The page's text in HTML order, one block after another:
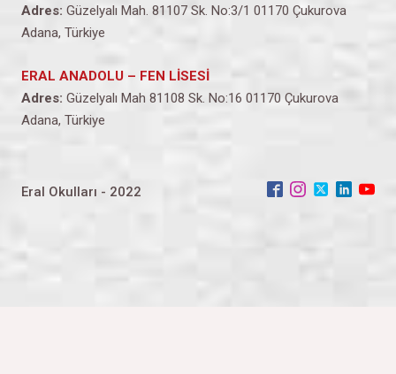
Adres: Güzelyalı Mah. 81107 Sk. No:3/1 01170 Çukurova
Adana, Türkiye
ERAL ANADOLU – FEN LİSESİ
Adres: Güzelyalı Mah 81108 Sk. No:16 01170 Çukurova
Adana, Türkiye
Eral Okulları - 2022